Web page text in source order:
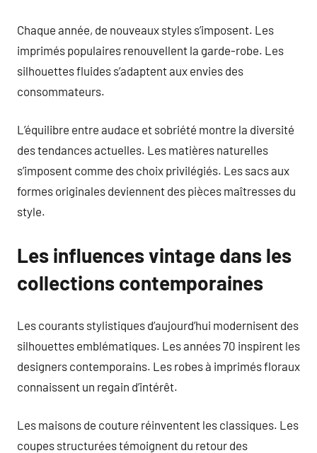
Chaque année, de nouveaux styles s’imposent. Les
imprimés populaires renouvellent la garde-robe. Les
silhouettes fluides s’adaptent aux envies des
consommateurs.
L’équilibre entre audace et sobriété montre la diversité
des tendances actuelles. Les matières naturelles
s’imposent comme des choix privilégiés. Les sacs aux
formes originales deviennent des pièces maîtresses du
style.
Les influences vintage dans les
collections contemporaines
Les courants stylistiques d’aujourd’hui modernisent des
silhouettes emblématiques. Les années 70 inspirent les
designers contemporains. Les robes à imprimés floraux
connaissent un regain d’intérêt.
Les maisons de couture réinventent les classiques. Les
coupes structurées témoignent du retour des